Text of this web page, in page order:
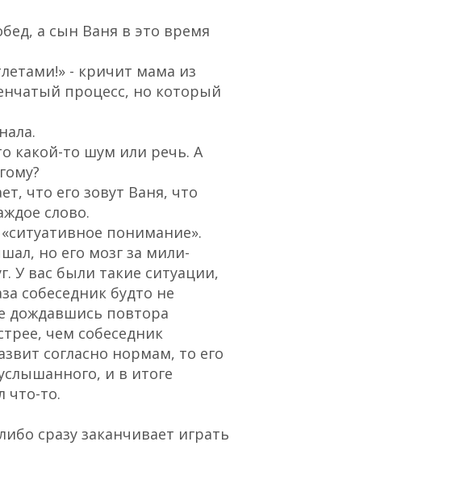
а сын Ваня в это время
- кричит мама из
процесс, но который
какой-то шум или речь. А
что его зовут Ваня, что
слово.
понимание».
но его мозг за мили-
У вас были такие ситуации,
собеседник будто не
дождавшись повтора
чем собеседник
согласно нормам, то его
и в итоге
что-то.
сразу заканчивает играть